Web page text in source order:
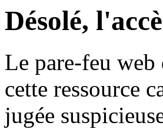
Désolé,
Le pare-feu web
cette ressource
jugée